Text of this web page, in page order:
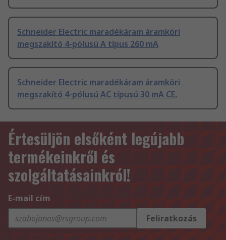
Schneider Electric maradékáram áramköri
megszakító 4-pólusú A típus 260 mA
Schneider Electric maradékáram áramköri
megszakító 4-pólusú AC típusú 30 mA CE,
Értesüljön elsőként legújabb
termékeinkről és
szolgáltatásainkról!
E-mail cím
Feliratkozás